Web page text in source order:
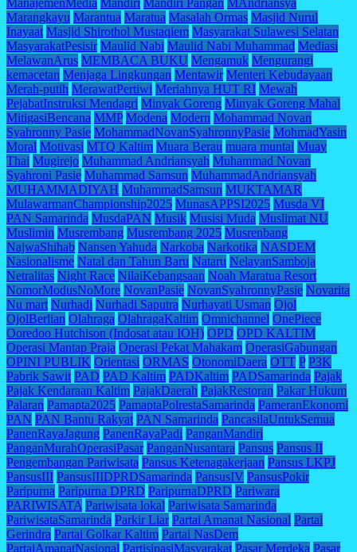
Marangkayu Marantua Maratua Masalah Ormas Masjid Nurul
Inayaat Masjid Shirothol Mustaqiem Masyarakat Sulawesi Selatan
MasyarakatPesisir Maulid Nabi Maulid Nabi Muhammad Mediasi
MelawanArus MEMBACA BUKU Mengamuk Mengurangi
kemacetan Menjaga Lingkungan Mentawir Menteri Kebudayaan
Merah-putih MerawatPertiwi Meriahnya HUT RI Mewah
PejabatInstruksi Mendagri Minyak Goreng Minyak Goreng Mahal
MitigasiBencana MMP Modena Modern Mohammad Novan
Syahronny Pasie MohammadNovanSyahronnyPasie MohmadYasin
Moral Motivasi MTQ Kaltim Muara Berau muara muntai Muay
Thai Mugirejo Muhammad Andriansyah Muhammad Novan
Syahroni Pasie Muhammad Samsun MuhammadAndriansyah
MUHAMMADIYAH MuhammadSamsun MUKTAMAR
MulawarmanChampionship2025 MunasAPPSI2025 Musda VI
PAN Samarinda MusdaPAN Musik Musisi Muda Muslimat NU
Muslimin Musrembang Musrembang 2025 Musrenbang
NajwaShihab Nansen Yahuda Narkoba Narkotika NASDEM
Nasionalisme Natal dan Tahun Baru Nataru NelayanSamboja
Netralitas Night Race NilaiKebangsaan Noah Maratua Resort
NomorModusNoMore NovanPasie NovanSyahronnyPasie Novarita
Nu mart Nurhadi Nurhadi Saputra Nurhayati Usman Ojol
OjolBerlian Olahraga OlahragaKaltim Omnichannel OnePiece
Ooredoo Hutchison (Indosat atau IOH) OPD OPD KALTIM
Operasi Mantap Praja Operasi Pekat Mahakam OperasiGabungan
OPINI PUBLIK Orientasi ORMAS OtonomiDaera OTT P P3K
Pabrik Sawit PAD PAD Kaltim PADKaltim PADSamarinda Pajak
Pajak Kendaraan Kaltim PajakDaerah PajakRestoran Pakar Hukum
Palaran Pamapta2025 PamaptaPolrestaSamarinda PameranEkonomi
PAN PAN Bantu Rakyat PAN Samarinda PancasilaUntukSemua
PanenRayaJagung PanenRayaPadi PanganMandiri
PanganMurahOperasiPasar PanganNusantara Pansus Pansus II
Pengembangan Pariwisata Pansus Ketenagakerjaan Pansus LKPJ
PansusIII PansusIIIDPRDSamarinda PansusIV PansusPokir
Paripurna Paripurna DPRD ParipurnaDPRD Pariwara
PARIWISATA Pariwisata lokal Pariwisata Samarinda
PariwisataSamarinda Parkir Liar Partai Amanat Nasional Partai
Gerindra Partai Golkar Kaltim Partai NasDem
PartaiAmanatNasional PartisipasiMasyarakat Pasar Merdeka Pasar